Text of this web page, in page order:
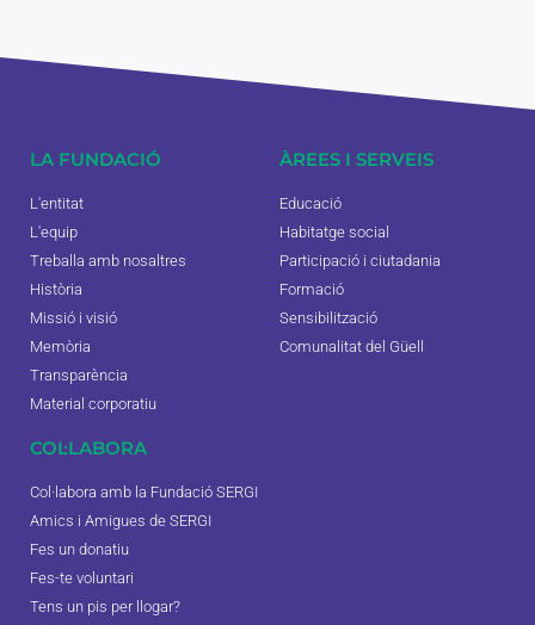
LA FUNDACIÓ
L'entitat
L'equip
Treballa amb nosaltres
Història
Missió i visió
Memòria
Transparència
Material corporatiu
ÀREES I SERVEIS
Educació
Habitatge social
Participació i ciutadania
Formació
Sensibilització
Comunalitat del Güell
COL·LABORA
Col·labora amb la Fundació SERGI
Amics i Amigues de SERGI
Fes un donatiu
Fes-te voluntari
Tens un pis per llogar?